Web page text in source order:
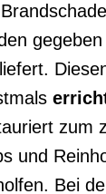
zum
und
Bei